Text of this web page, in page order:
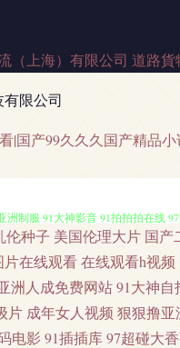
（上海）有限公司 道路貨
限公司
产99久久久国产精品
人福利导航 91传媒在线观看
制服 91大神影音 91拍拍拍在线
传媒久久 韩国日本a级片 老熟
伦种子 美国伦理大片 国产
片在线观看在线观看h视频
洲人成免费网站91大神自
片 成年女人视频 狠狠撸亚
电影 91插插库97超碰大